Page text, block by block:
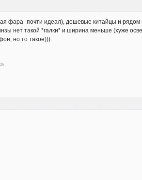
фара- почти идеал), дешевые китайцы и
нет такой *галки* и ширина меньше (хуже
но то такое))).